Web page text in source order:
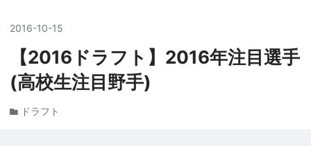
2016-10-15
【2016ドラフト】2016年注目選手
(高校生注目野手)
ドラフト